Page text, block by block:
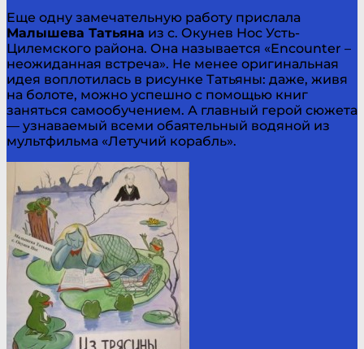
Еще одну замечательную работу прислала
Малышева Татьяна из с. Окунев Нос Усть-
Цилемского района. Она называется «Encounter –
неожиданная встреча». Не менее оригинальная
идея воплотилась в рисунке Татьяны: даже, живя
на болоте, можно успешно с помощью книг
заняться самообучением. А главный герой сюжета
— узнаваемый всеми обаятельный водяной из
мультфильма «Летучий корабль».